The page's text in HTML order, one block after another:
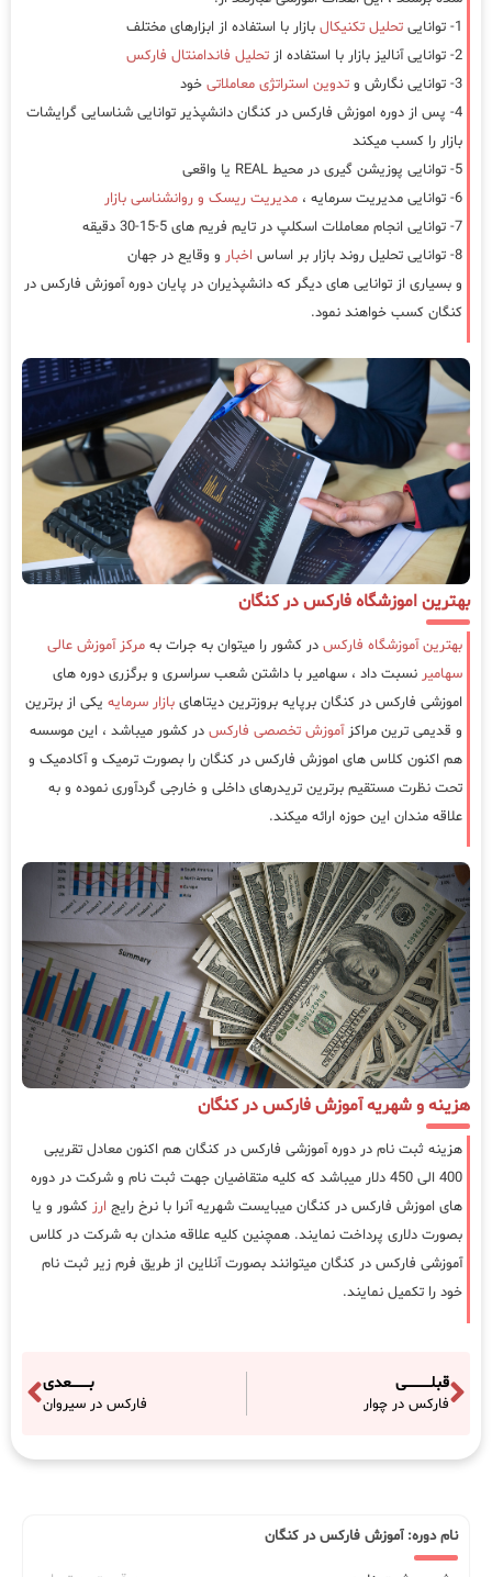
1- توانایی
تحلیل تکنیکال بازار با استفاده از ابزارهای مختلف
2- توانایی آنالیز بازار با استفاده از
تحلیل فاندامنتال فارکس
3- توانایی نگارش و
تدوین استراتژی معاملاتی خود
4- پس از دوره اموزش فارکس در کنگان دانشپذیر توانایی شناسایی گرایشات
بازار را کسب میکند
5- توانایی پوزیشن گیری در محیط REAL یا واقعی
6- توانایی مدیریت سرمایه ،
مدیریت ریسک و روانشناسی بازار
7- توانایی انجام معاملات اسکلپ در تایم فریم های 5-15-30 دقیقه
8- توانایی تحلیل روند بازار بر اساس
اخبار و وقایع در جهان
و بسیاری از توانایی های دیگر که دانشپذیران در پایان دوره آموزش فارکس در
کنگان کسب خواهند نمود.
بهترین اموزشگاه فارکس در کنگان
بهترین آموزشگاه فارکس در کشور را میتوان به جرات به مرکز آموزش عالی
سهامیر نسبت داد ، سهامیر با داشتن شعب سراسری و برگزری دوره های
اموزشی فارکس در کنگان برپایه بروزترین دیتاهای بازار سرمایه یکی از برترین
و قدیمی ترین مراکزآموزش تخصصی فارکس در کشور میباشد ، این موسسه
هم اکنون کلاس های اموزش فارکس در کنگان را بصورت ترمیک و آکادمیک و
تحت نظرت مستقیم برترین تریدرهای داخلی و خارجی گردآوری نموده و به
علاقه مندان این حوزه ارائه میکند.
هزینه و شهریه آموزش فارکس در کنگان
هزینه ثبت نام در دوره آموزشی فارکس در کنگان هم اکنون معادل تقریبی
400 الی 450 دلار میباشد که کلیه متقاضیان جهت ثبت نام و شرکت در دوره
های اموزش فارکس در کنگان میبایست شهریه آنرا با نرخ رایج ارز کشور و یا
بصورت دلاری پرداخت نمایند. همچنین کلیه علاقه مندان به شرکت در کلاس
آموزشی فارکس در کنگان میتوانند بصورت آنلاین از طریق فرم زیر ثبت نام
خود را تکمیل نمایند.
قبلـــــــــــی
فارکس در چوار
بــــــــعدی
فارکس در سیروان
نام دوره: آموزش فارکس در کنگان